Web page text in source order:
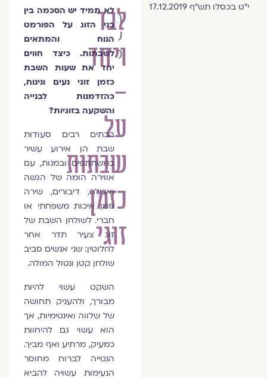
י"ט בכסלו תש"ף 17.12.2019
לבד
ויחד
–
על
שבתות
כזמן
זוגי
הרבנית
שרה
סגל־כץ
לא תמיד יש הסכמה בין
בני הזוג על הפורמט
הנוח והמתאים
לשבתות. כיצד חווים
יחד את שעות השבת
כזמן זוגי נעים ונינוח,
כהזדמנות לבנייה
והשקעה בזוגיות?
בבתים רבים סעודות
שבת הן אירוע עשיר
במשתתפים ובמנות, עם
אווירה הומה של הגשה
ואכילה, דיבורים, שירה
וזמן איכות משפחתי או
חברי. לשולחן השבת של
זוג צעיר תדר אחר
לחלוטין: שני אנשים סביב
שולחן קטן ונטול המולה.
השקט עשוי להיות
מבורך, ולהעניק תחושה
של שלווה ואינטימיות, אך
הוא עשוי גם להיחוות
כמעיק, מרתיע ואף מביך.
הנטייה לברוח מחוסר
הנעימות עשויה להביא